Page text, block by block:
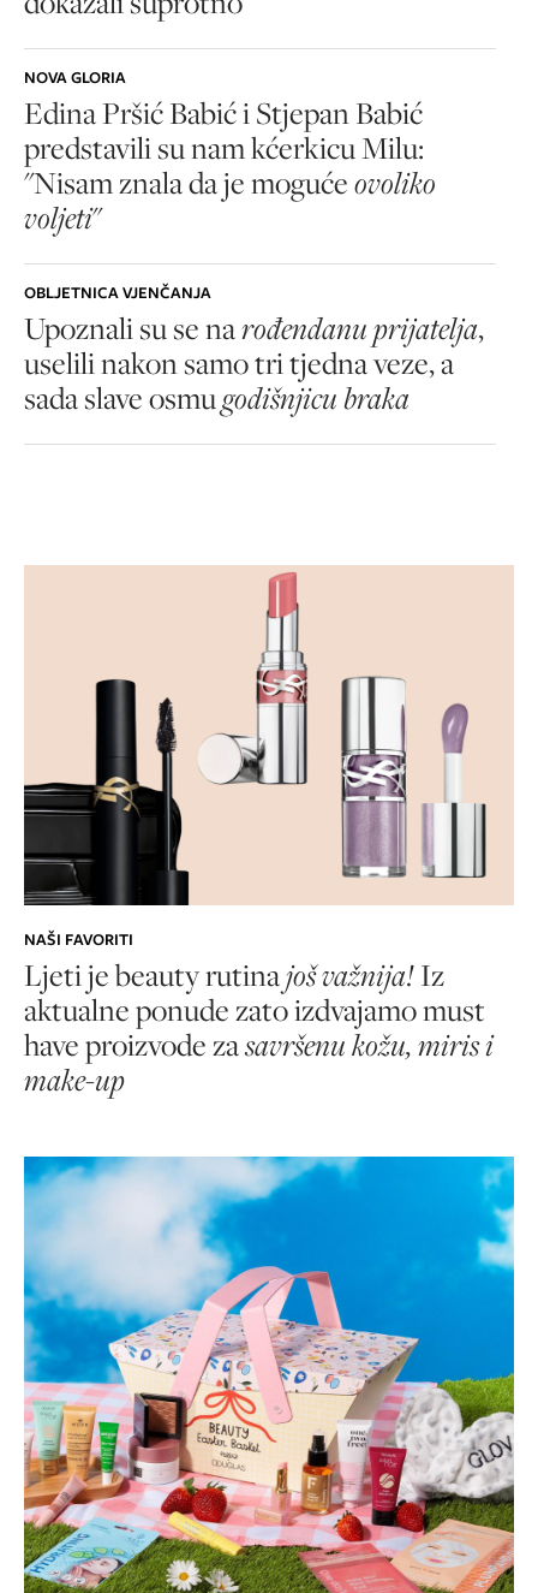
NOVA GLORIA
Edina Pršić Babić i Stjepan Babić
predstavili su nam kćerkicu Milu:
"Nisam znala da je mogućeovoliko
voljeti"
OBLJETNICA VJENČANJA
Upoznali su se narođendanu prijatelja,
uselili nakon samo tri tjedna veze, a
sada slave osmugodišnjicu braka
NAŠI FAVORITI
Ljeti je beauty rutinajoš važnija!Iz
aktualne ponude zato izdvajamo must
have proizvode zasavršenu kožu, miris i
make-up